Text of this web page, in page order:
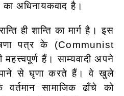
का अधिनायकवाद है।
ही शान्ति का मार्ग है। इस
पत्र के (Communist
हैं। साम्यवादी अपने
से घृणा करते हैं। वे खुले
सामाजिक ढाँचे को